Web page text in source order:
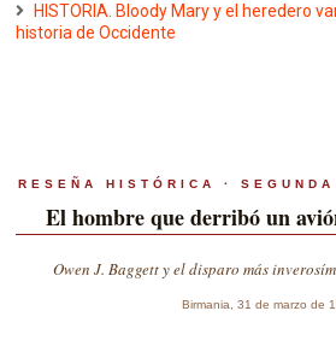
HISTORIA. Bloody Mary y el heredero
historia de Occidente
RESEÑA HISTÓRICA ·
El hombre que derribó un
Owen J. Baggett y el disparo más
Birmania, 31 de marzo de